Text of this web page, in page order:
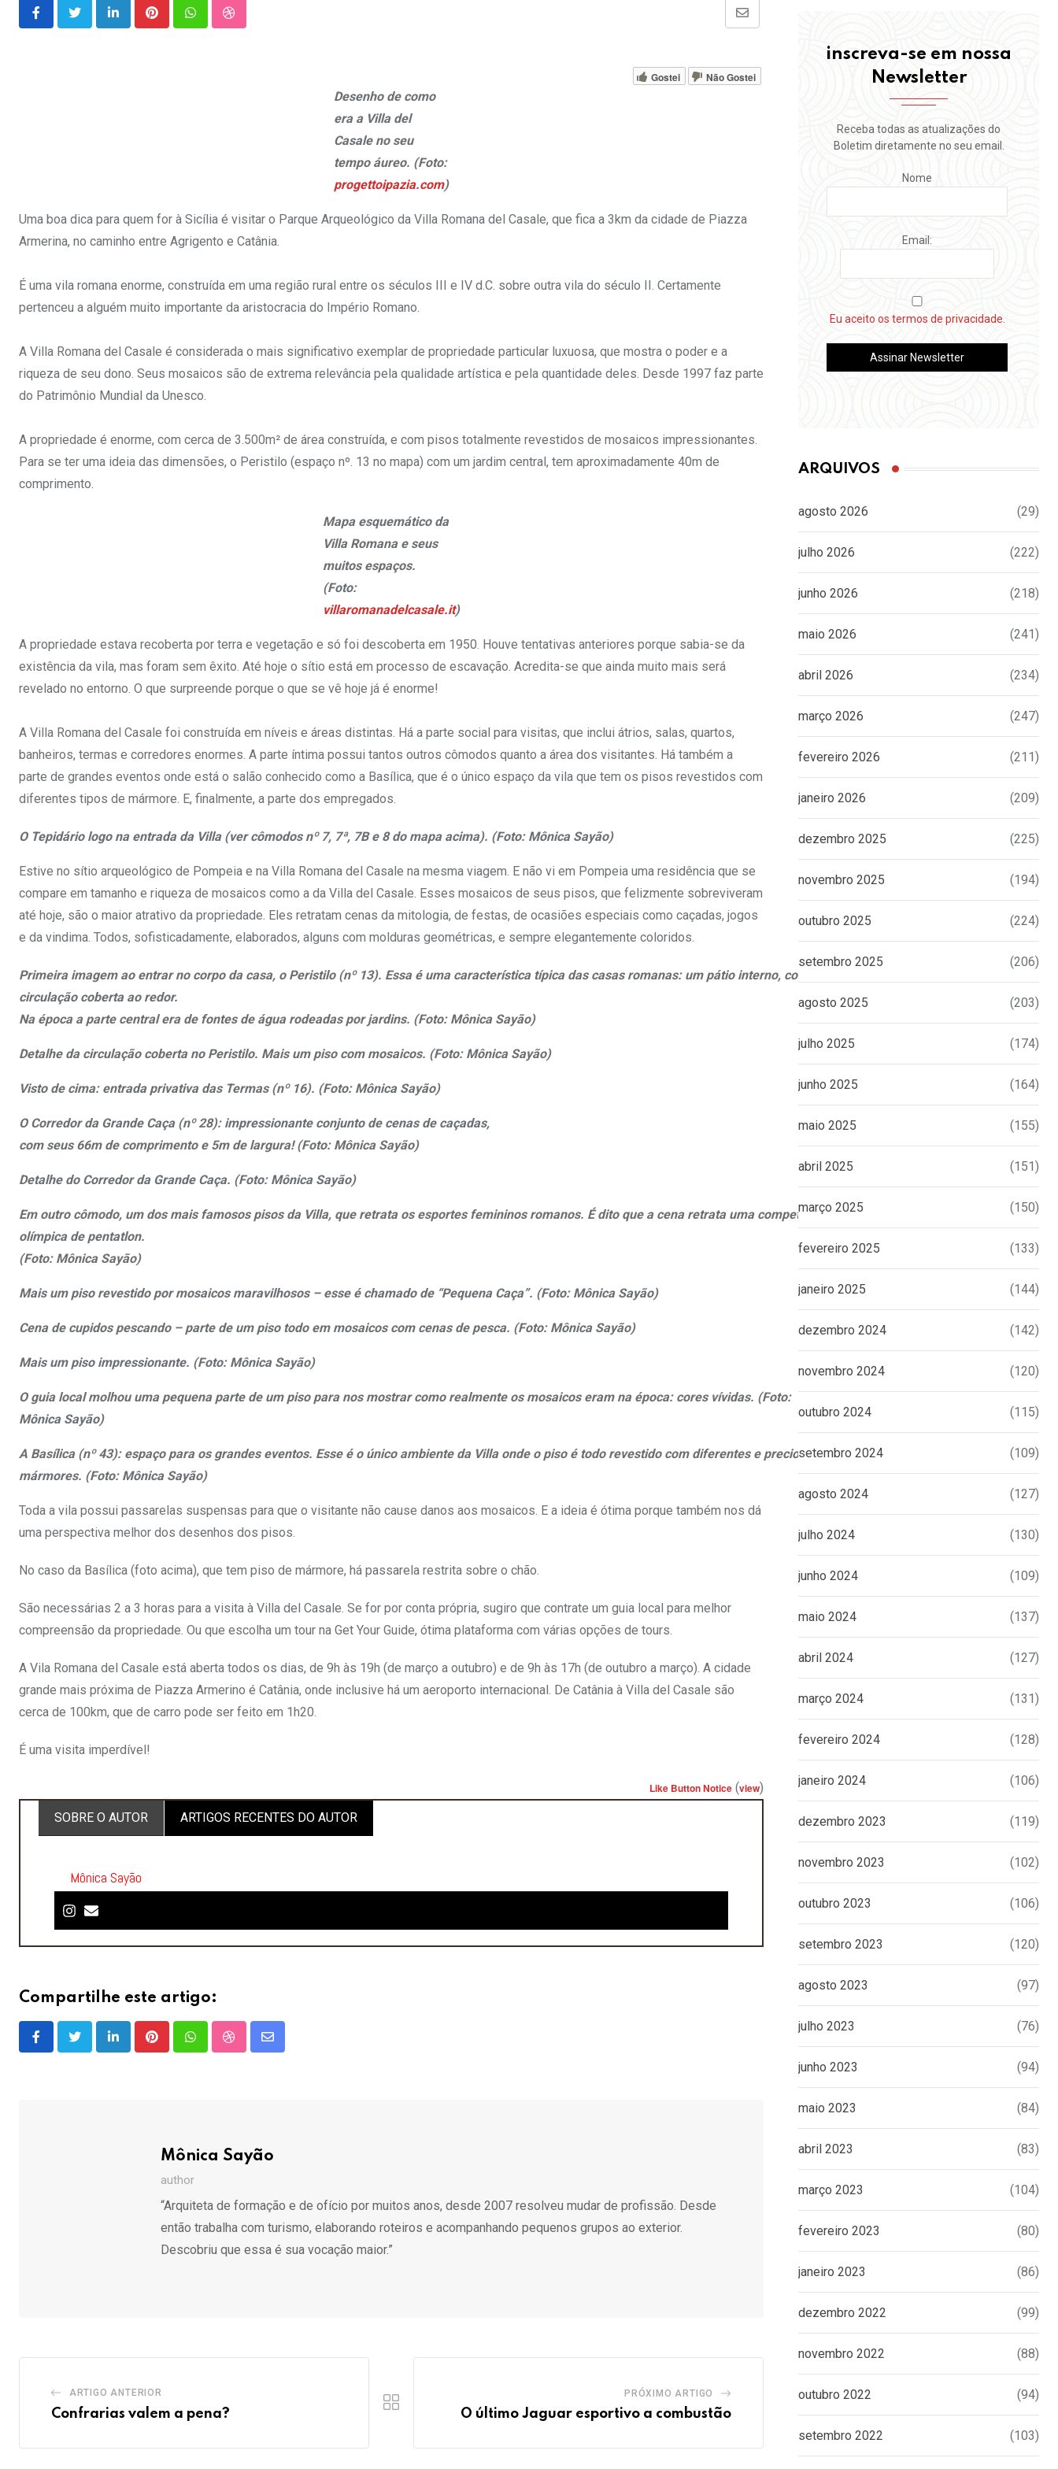
LinkedInPinterestWhatsappStumbleUpon
Share
Email
Gostei Não Gostei
Desenho de como
era a Villa del
Casale no seu
tempo áureo. (Foto:
progettoipazia.com)
Uma boa dica para quem for à Sicília é visitar o Parque Arqueológico da Villa Romana del Casale, que fica a 3km da cidade de Piazza
Armerina, no caminho entre Agrigento e Catânia.
É uma vila romana enorme, construída em uma região rural entre os séculos III e IV d.C. sobre outra vila do século II. Certamente
pertenceu a alguém muito importante da aristocracia do Império Romano.
A Villa Romana del Casale é considerada o mais significativo exemplar de propriedade particular luxuosa, que mostra o poder e a
riqueza de seu dono. Seus mosaicos são de extrema relevância pela qualidade artística e pela quantidade deles. Desde 1997 faz parte
do Patrimônio Mundial da Unesco.
A propriedade é enorme, com cerca de 3.500m² de área construída, e com pisos totalmente revestidos de mosaicos impressionantes.
Para se ter uma ideia das dimensões, o Peristilo (espaço nº. 13 no mapa) com um jardim central, tem aproximadamente 40m de
comprimento.
Mapa esquemático da
Villa Romana e seus
muitos espaços.
(Foto:
villaromanadelcasale.it)
A propriedade estava recoberta por terra e vegetação e só foi descoberta em 1950. Houve tentativas anteriores porque sabia-se da
existência da vila, mas foram sem êxito. Até hoje o sítio está em processo de escavação. Acredita-se que ainda muito mais será
revelado no entorno. O que surpreende porque o que se vê hoje já é enorme!
A Villa Romana del Casale foi construída em níveis e áreas distintas. Há a parte social para visitas, que inclui átrios, salas, quartos,
banheiros, termas e corredores enormes. A parte íntima possui tantos outros cômodos quanto a área dos visitantes. Há também a
parte de grandes eventos onde está o salão conhecido como a Basílica, que é o único espaço da vila que tem os pisos revestidos com
diferentes tipos de mármore. E, finalmente, a parte dos empregados.
O Tepidário logo na entrada da Villa (ver cômodos nº 7, 7ª, 7B e 8 do mapa acima). (Foto: Mônica Sayão)
Estive no sítio arqueológico de Pompeia e na Villa Romana del Casale na mesma viagem. E não vi em Pompeia uma residência que se
compare em tamanho e riqueza de mosaicos como a da Villa del Casale. Esses mosaicos de seus pisos, que felizmente sobreviveram
até hoje, são o maior atrativo da propriedade. Eles retratam cenas da mitologia, de festas, de ocasiões especiais como caçadas, jogos
e da vindima. Todos, sofisticadamente, elaborados, alguns com molduras geométricas, e sempre elegantemente coloridos.
Primeira imagem ao entrar no corpo da casa, o Peristilo (nº 13). Essa é uma característica típica das casas romanas: um pátio interno, com
circulação coberta ao redor.
Na época a parte central era de fontes de água rodeadas por jardins. (Foto: Mônica Sayão)
Detalhe da circulação coberta no Peristilo. Mais um piso com mosaicos. (Foto: Mônica Sayão)
Visto de cima: entrada privativa das Termas (nº 16). (Foto: Mônica Sayão)
O Corredor da Grande Caça (nº 28): impressionante conjunto de cenas de caçadas,
com seus 66m de comprimento e 5m de largura!(Foto: Mônica Sayão)
Detalhe do Corredor da Grande Caça. (Foto: Mônica Sayão)
Em outro cômodo, um dos mais famosos pisos da Villa, que retrata os esportes femininos romanos. É dito que a cena retrata uma competição
olímpica de pentatlon.
(Foto: Mônica Sayão)
Mais um piso revestido por mosaicos maravilhosos – esse é chamado de “Pequena Caça”. (Foto: Mônica Sayão)
Cena de cupidos pescando – parte de um piso todo em mosaicos com cenas de pesca. (Foto: Mônica Sayão)
Mais um piso impressionante. (Foto: Mônica Sayão)
O guia local molhou uma pequena parte de um piso para nos mostrar como realmente os mosaicos eram na época: cores vívidas. (Foto:
Mônica Sayão)
A Basílica (nº 43): espaço para os grandes eventos. Esse é o único ambiente da Villa onde o piso é todo revestido com diferentes e preciosos
mármores. (Foto: Mônica Sayão)
Toda a vila possui passarelas suspensas para que o visitante não cause danos aos mosaicos. E a ideia é ótima porque também nos dá
uma perspectiva melhor dos desenhos dos pisos.
No caso da Basílica (foto acima), que tem piso de mármore, há passarela restrita sobre o chão.
São necessárias 2 a 3 horas para a visita à Villa del Casale. Se for por conta própria, sugiro que contrate um guia local para melhor
compreensão da propriedade. Ou que escolha um tour na Get Your Guide, ótima plataforma com várias opções de tours.
A Vila Romana del Casale está aberta todos os dias, de 9h às 19h (de março a outubro) e de 9h às 17h (de outubro a março). A cidade
grande mais próxima de Piazza Armerino é Catânia, onde inclusive há um aeroporto internacional. De Catânia à Villa del Casale são
cerca de 100km, que de carro pode ser feito em 1h20.
É uma visita imperdível!
Like Button Notice (view)
SOBRE O AUTOR
ARTIGOS RECENTES DO AUTOR
Mônica Sayão
Compartilhe este artigo:
LinkedInPinterestWhatsappStumbleUpon
Share
Mônica Sayão
author
“Arquiteta de formação e de ofício por muitos anos, desde 2007 resolveu mudar de profissão. Desde
então trabalha com turismo, elaborando roteiros e acompanhando pequenos grupos ao exterior.
Descobriu que essa é sua vocação maior.”
ARTIGO ANTERIOR
Confrarias valem a pena?
PRÓXIMO ARTIGO
O último Jaguar esportivo a combustão
inscreva-se em nossa
Newsletter
Receba todas as atualizações do
Boletim diretamente no seu email.
Nome
Email:
Eu aceito os termos de privacidade.
ARQUIVOS
agosto 2026 (29)
julho 2026 (222)
junho 2026 (218)
maio 2026 (241)
abril 2026 (234)
março 2026 (247)
fevereiro 2026 (211)
janeiro 2026 (209)
dezembro 2025 (225)
novembro 2025 (194)
outubro 2025 (224)
setembro 2025 (206)
agosto 2025 (203)
julho 2025 (174)
junho 2025 (164)
maio 2025 (155)
abril 2025 (151)
março 2025 (150)
fevereiro 2025 (133)
janeiro 2025 (144)
dezembro 2024 (142)
novembro 2024 (120)
outubro 2024 (115)
setembro 2024 (109)
agosto 2024 (127)
julho 2024 (130)
junho 2024 (109)
maio 2024 (137)
abril 2024 (127)
março 2024 (131)
fevereiro 2024 (128)
janeiro 2024 (106)
dezembro 2023 (119)
novembro 2023 (102)
outubro 2023 (106)
setembro 2023 (120)
agosto 2023 (97)
julho 2023 (76)
junho 2023 (94)
maio 2023 (84)
abril 2023 (83)
março 2023 (104)
fevereiro 2023 (80)
janeiro 2023 (86)
dezembro 2022 (99)
novembro 2022 (88)
outubro 2022 (94)
setembro 2022 (103)